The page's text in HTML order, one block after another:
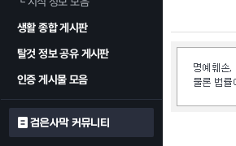
생활 종합 게시판
탈것 정보 공유 게시판
인증 게시물 모음
검은사막 커뮤니티